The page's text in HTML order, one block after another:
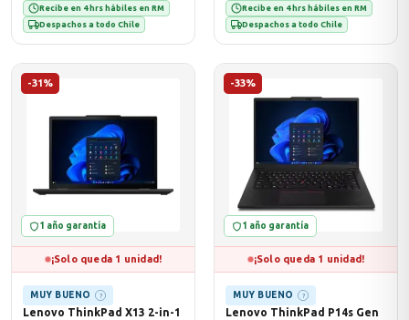
Recibe en 4 hrs hábiles en RM
Despachos a todo Chile
Recibe en 4 hrs hábiles en RM
Despachos a todo Chile
-31%
1 año garantía
¡Solo queda 1 unidad!
MUY BUENO ?
Lenovo ThinkPad X13 2-in-1
-33%
1 año garantía
¡Solo queda 1 unidad!
MUY BUENO ?
Lenovo ThinkPad P14s Gen